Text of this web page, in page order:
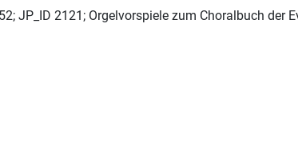
JP_ID 2121; Orgelvorspiele zum Choralbuch der